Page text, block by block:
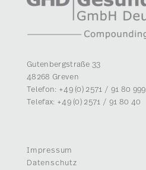
Gutenbergstraße 33
48268 Greven
Telefon: +49 (0) 2571 / 91 80 999
Telefax: +49 (0) 2571 / 91 80 40
Impressum
Datenschutz